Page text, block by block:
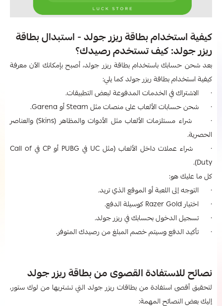
كيفية استخدام بطاقة ريزر جولد - استبدال بطاقة
ريزر جولد: كيف تستخدم رصيدك؟
بعد شحن حسابك باستخدام بطاقة ريزر جولد، أصبح بإمكانك الآن معرفة
كيفية استخدام بطاقة ريزر جولد كما يلي:
· الاشتراك في الخدمات المدفوعة لبعض التطبيقات.
· شحن حسابات الألعاب على منصات مثل Steam أو Garena.
· شراء مستلزمات الألعاب مثل الأدوات والمظاهر (Skins) والعناصر
الحصرية.
· شراء عملات داخل الألعاب (مثل UC في PUBG أو CP في Call of
Duty).
كل ما عليك هو:
· التوجه إلى اللعبة أو الموقع الذي تريد.
· اختيار Razer Gold كوسيلة الدفع.
· تسجيل الدخول بحسابك في ريزر جولد.
· تأكيد الدفع وسيتم خصم المبلغ من رصيدك المتوفر.
نصائح للاستفادة القصوى من بطاقة ريزر جولد
لتحقيق أقصى استفادة من بطاقات ريزر جولد التي تشتريها من لوك ستور،
إليك بعض النصائح المهمة: